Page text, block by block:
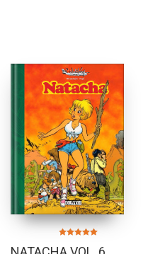
5.00